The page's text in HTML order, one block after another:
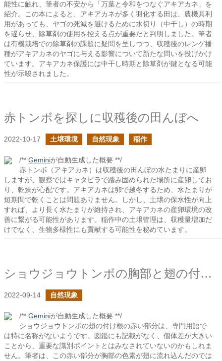
能性に触れ、筆者の不安から「万葉と令和をつなぐアキアカネ」を
紹介。この本によると、アキアカネが多く羽化する田は、農機具利
用があっても、ヤゴの死滅を避けるために水切り（中干し）の時期
を遅らせ、除草剤の使用を控える点が重要だと判明しました。筆者
は有機栽培での除草剤の課題に疑問を呈しつつ、収穫後のレンゲ播
種がアキアカネのヤゴに与える影響について新たな問いを投げかけ
ています。アキアカネ保護には中干し時期と除草剤が鍵となる可能
性が示唆されました。
赤トンボを探しに収穫後の田んぼへ
2022-10-17 土壌環境 自然現象 稲作
/** Geminiが自動生成した概要 **/
赤トンボ（アキアカネ）は収穫後の田んぼの水たまりに産卵
しますが、観察ではキャタピラで踏み固められた場所に産卵してお
り、乾燥が心配です。アキアカネは卵で越冬するため、水たまりが
短期間で乾くことは問題ありません。しかし、土壌の保水性が向上
すれば、より長く水たまりが維持され、アキアカネの産卵環境の改
善に繋がる可能性があります。稲作中の土壌管理は、収穫量増加だ
けでなく、生物多様性にも貢献する可能性を秘めています。
ショウジョウトンボの胸部と翅の付け根付近はなんと呼ぶ？
2022-09-14 自然現象
/** Geminiが自動生成した概要 **/
ショウジョウトンボの翅の付け根の赤い部分は、専門用語で
は特に名称がないようです。図鑑にも記載がなく、個体差が大きい
ことから、重要な識別ポイントとはみなされていないのかもしれま
せん。筆者は、この赤い部分が胸部の色素が翅に流れ込んだのでは